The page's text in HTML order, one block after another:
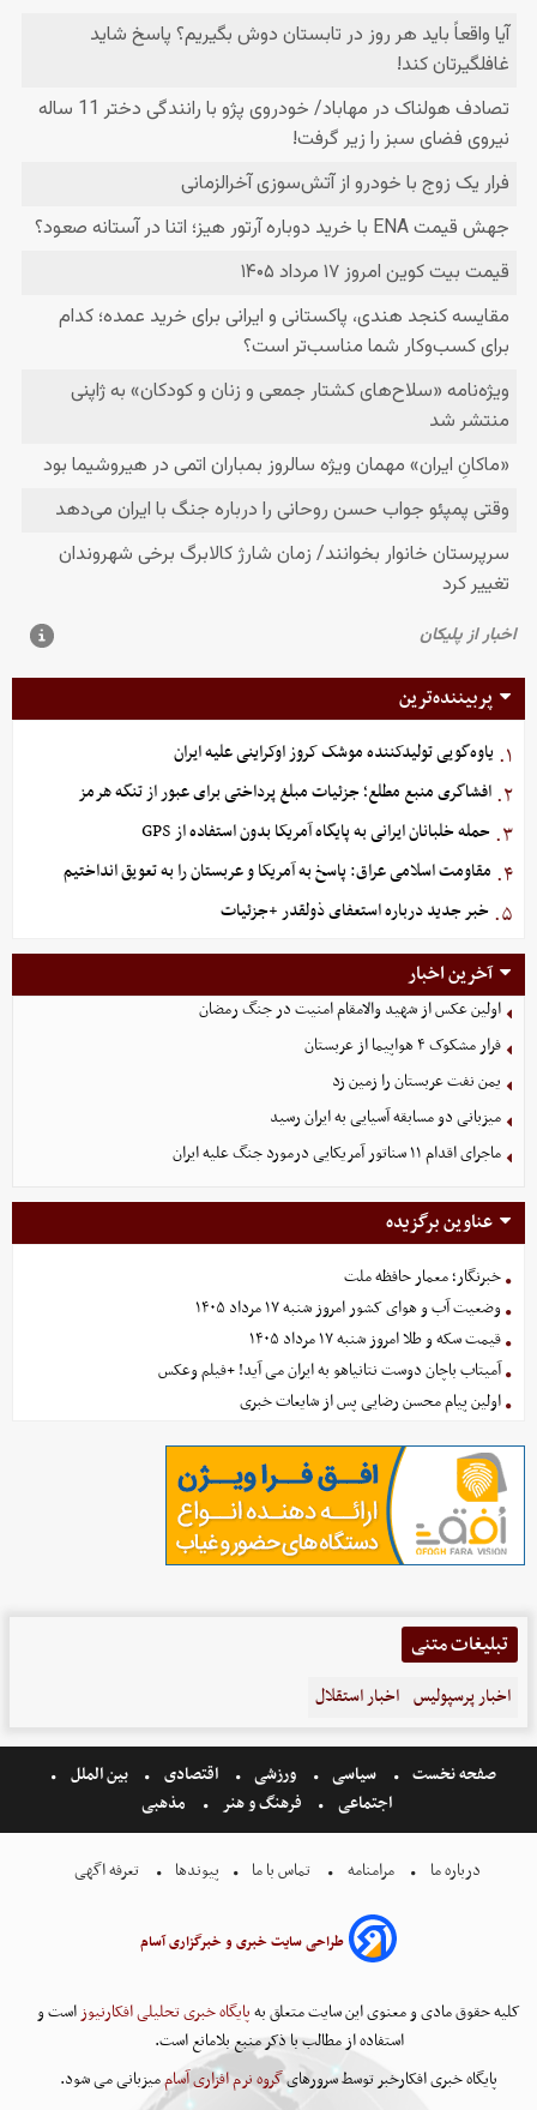
پربیننده‌ترین
۱. یاوه‌گویی تولیدکننده موشک کروز اوکراینی علیه ایران
۲. افشاگری منبع مطلع؛ جزئیات مبلغ پرداختی برای عبور از تنگه هرمز
۳. حمله خلبانان ایرانی به پایگاه آمریکا بدون استفاده از GPS
۴. مقاومت اسلامی عراق: پاسخ به آمریکا و عربستان را به تعویق انداختیم
۵. خبر جدید درباره استعفای ذولقدر +جزئیات
آخرین اخبار
اولین عکس از شهید والامقام امنیت در جنگ رمضان
فرار مشکوک ۴ هواپیما از عربستان
یمن نفت عربستان را زمین زد
میزبانی دو مسابقه آسیایی به ایران رسید
ماجرای اقدام ۱۱ سناتور آمریکایی درمورد جنگ علیه ایران
عناوین برگزیده
خبرنگار؛ معمار حافظه ملت
وضعیت آب و هوای کشور امروز شنبه ۱۷ مرداد ۱۴۰۵
قیمت سکه و طلا امروز شنبه ۱۷ مرداد ۱۴۰۵
آمیتاب باچان دوست نتانیاهو به ایران می آید! +فیلم وعکس
اولین پیام محسن رضایی پس از شایعات خبری
تبلیغات متنی
اخبار پرسپولیس اخبار استقلال
صفحه نخست سیاسی ورزشی اقتصادی
بین الملل
اجتماعی
فرهنگ و هنر مذهبی
درباره ما مرامنامه تماس با ما پیوندها تعرفه اگهی
طراحی سایت خبری و خبرگزاری آسام
کلیه حقوق مادی و معنوی این سایت متعلق بهپایگاه خبری تحلیلی افکارنیوزاست و
استفاده از مطالب با ذکر منبع بلامانع است.
پایگاه خبری افکارخبر توسط سرورهایگروه نرم افزاری آساممیزبانی می شود.